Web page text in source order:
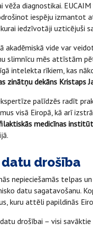
diagnostikai.
iespēju izmantot
iedzīvotāji uzticējuši
akadēmiskā vide var
slimnīcu mēs attīstām
intelekta rīkiem, kas
zinātņu dekāns Kristaps
palīdzēs radīt
visā Eiropā, kā arī
medicīnas
drošība
nepieciešamās telpas
datu sagatavošanu.
kuru attēli papildinās
drošībai – visi